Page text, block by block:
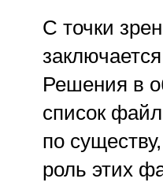
С точки
Решения в
список
по
роль этих